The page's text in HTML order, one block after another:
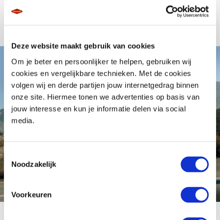
Deze website maakt gebruik van cookies
Om je beter en persoonlijker te helpen, gebruiken wij
cookies en vergelijkbare technieken. Met de cookies
volgen wij en derde partijen jouw internetgedrag binnen
onze site. Hiermee tonen we advertenties op basis van
jouw interesse en kun je informatie delen via social
media.
Toestemmingsselectie
Noodzakelijk
Voorkeuren
respectabel: in de WMTC-testen haalt de Burgman 650ZA per liter 20,8